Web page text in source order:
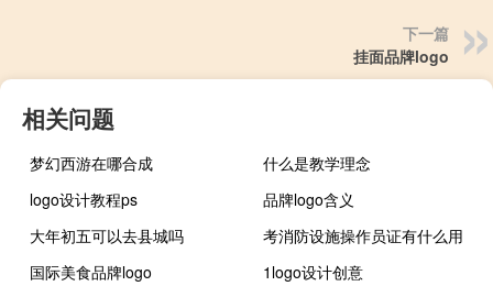
下一篇
挂面品牌logo
相关问题
梦幻西游在哪合成
什么是教学理念
logo设计教程ps
品牌logo含义
大年初五可以去县城吗
考消防设施操作员证有什么用
国际美食品牌logo
1logo设计创意